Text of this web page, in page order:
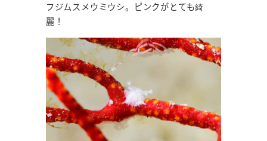
フジムスメウミウシ。ピンクがとても綺
麗！